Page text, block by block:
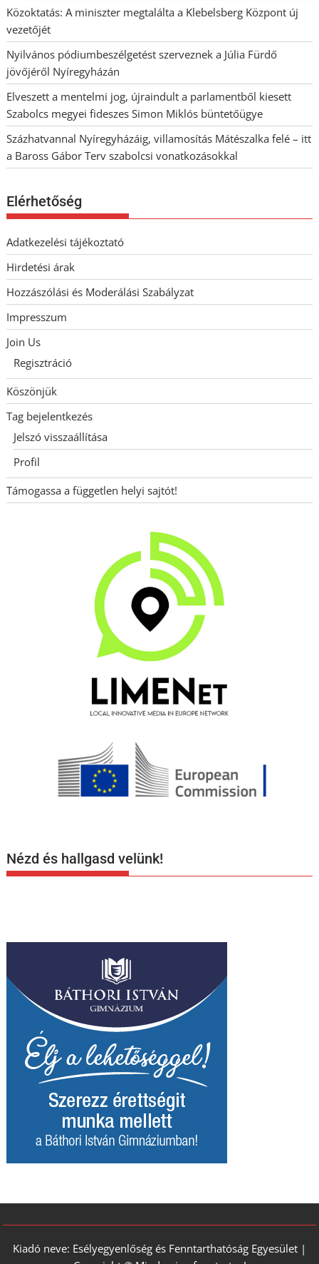
Közoktatás: A miniszter megtalálta a Klebelsberg Központ új
vezetőjét
Nyilvános pódiumbeszélgetést szerveznek a Júlia Fürdő
jövőjéről Nyíregyházán
Elveszett a mentelmi jog, újraindult a parlamentből kiesett
Szabolcs megyei fideszes Simon Miklós büntetőügye
Százhatvannal Nyíregyházáig, villamosítás Mátészalka felé – itt
a Baross Gábor Terv szabolcsi vonatkozásokkal
Elérhetőség
Adatkezelési tájékoztató
Hirdetési árak
Hozzászólási és Moderálási Szabályzat
Impresszum
Join Us
Regisztráció
Köszönjük
Tag bejelentkezés
Jelszó visszaállítása
Profil
Támogassa a független helyi sajtót!
Nézd és hallgasd velünk!
Kiadó neve: Esélyegyenlőség és Fenntarthatóság Egyesület |